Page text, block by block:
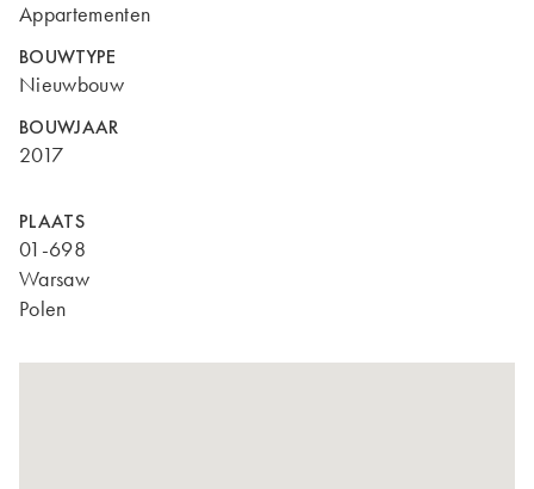
Appartementen
BOUWTYPE
Nieuwbouw
BOUWJAAR
2017
PLAATS
01-698
Warsaw
Polen